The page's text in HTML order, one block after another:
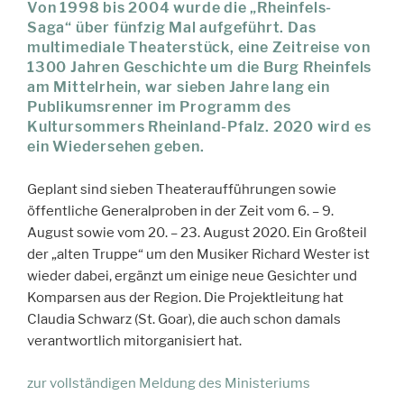
Von 1998 bis 2004 wurde die „Rheinfels-
Saga“ über fünfzig Mal aufgeführt. Das
multimediale Theaterstück, eine Zeitreise von
1300 Jahren Geschichte um die Burg Rheinfels
am Mittelrhein, war sieben Jahre lang ein
Publikumsrenner im Programm des
Kultursommers Rheinland-Pfalz. 2020 wird es
ein Wiedersehen geben.
Geplant sind sieben Theateraufführungen sowie
öffentliche Generalproben in der Zeit vom 6. – 9.
August sowie vom 20. – 23. August 2020. Ein Großteil
der „alten Truppe“ um den Musiker Richard Wester ist
wieder dabei, ergänzt um einige neue Gesichter und
Komparsen aus der Region. Die Projektleitung hat
Claudia Schwarz (St. Goar), die auch schon damals
verantwortlich mitorganisiert hat.
zur vollständigen Meldung des Ministeriums